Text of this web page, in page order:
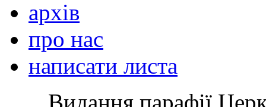
архів
про нас
написати листа